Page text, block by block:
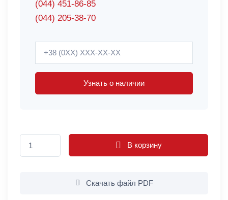
(044) 451-86-85
(044) 205-38-70
Узнать о наличии
В корзину
Скачать файл PDF